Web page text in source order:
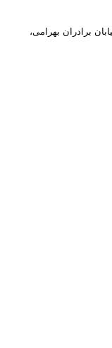
برادران بهرامی،